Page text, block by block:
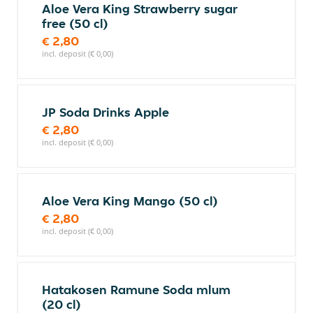
Aloe Vera King Strawberry sugar
free (50 cl)
€ 2,80
incl. deposit (€ 0,00)
JP Soda Drinks Apple
€ 2,80
incl. deposit (€ 0,00)
Aloe Vera King Mango (50 cl)
€ 2,80
incl. deposit (€ 0,00)
Hatakosen Ramune Soda mlum
(20 cl)